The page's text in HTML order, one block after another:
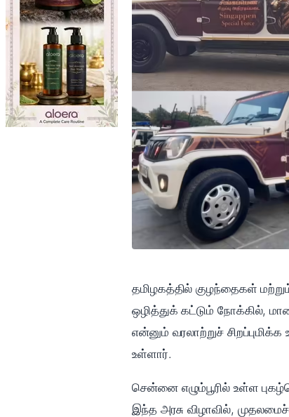
தமிழகத்தில் குழந்தைகள்
ஒழித்துக் கட்டும் நோக்கில்,
என்னும் வரலாற்றுச்
உள்ளார்.
சென்னை எழும்பூரில் உள்ள
இந்த அரசு விழாவில்,